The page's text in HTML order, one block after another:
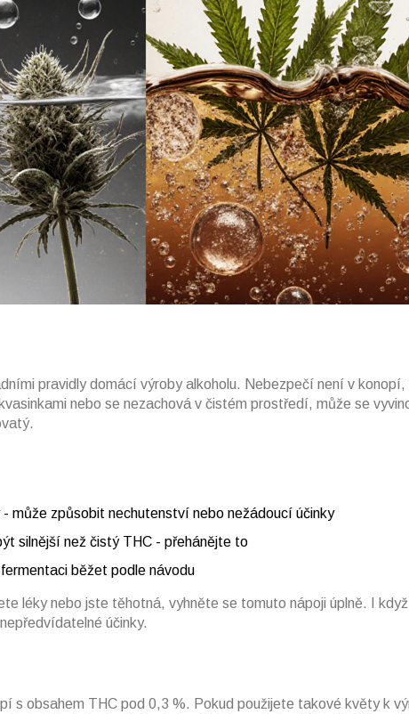
pravidly domácí výroby alkoholu. Nebezpečí není v konopí,
nebo se nezachová v čistém prostředí, může se
může způsobit nechutenství nebo nežádoucí účinky
silnější než čistý THC - přehánějte to
běžet podle návodu
léky nebo jste těhotná, vyhněte se tomuto nápoji úplně. I
účinky.
s obsahem THC pod 0,3 %. Pokud použijete takové květy k